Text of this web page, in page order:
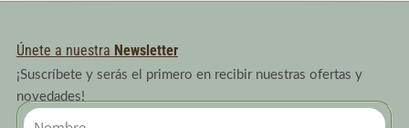
Únete a nuestra Newsletter
¡Suscríbete y serás el primero en recibir nuestras ofertas y
novedades!
Nombre